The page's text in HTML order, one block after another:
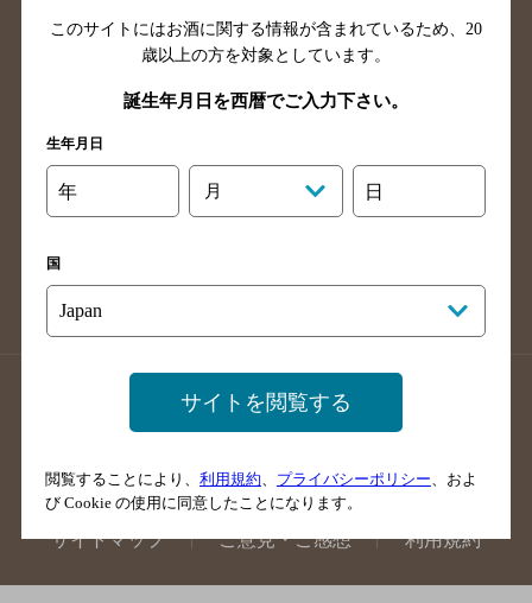
山口県のバー検索
鳥取県のバー検索
島根県のバー検索
徳島県のバー検索
高知県のバー検索
福岡県のバー検索
長崎県のバー検索
佐賀県のバー検索
店舗登録方法のご案内
店舗情報更新方法のご案内
掲載店舗様ログイン
サイトマップ ご意見・ご感想 利用規約
このサイトにはお酒に関する情報が含まれているため、 20
歳以上の方を対象としています。
誕生年月日を西暦でご入力下さい。
生年月日
年 月 日
国
サイトを閲覧する
閲覧することにより、 利用規約 プライバシーポリシー 、およ
び Cookie の使用に同意したことになります。